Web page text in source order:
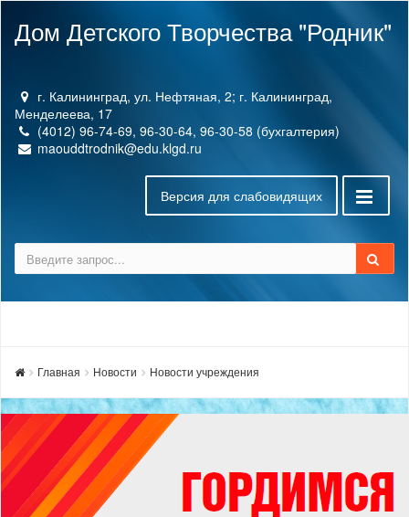
Дом Детского Творчества "Родник"
г. Калининград, ул. Нефтяная, 2; г. Калининград,
Менделеева, 17
(4012) 96-74-69, 96-30-64, 96-30-58 (бухгалтерия)
maouddtrodnik@edu.klgd.ru
Версия для слабовидящих
Главная Новости Новости учреждения